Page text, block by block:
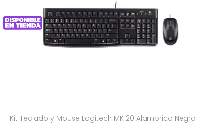
Kit Teclado y Mouse Logitech MK120 Alambrico Negro